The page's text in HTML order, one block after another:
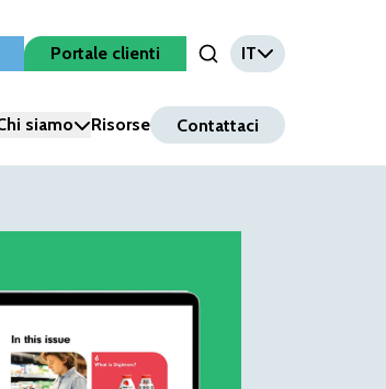
Portale clienti
Open Search Input
IT
siamo Risorse Contattaci